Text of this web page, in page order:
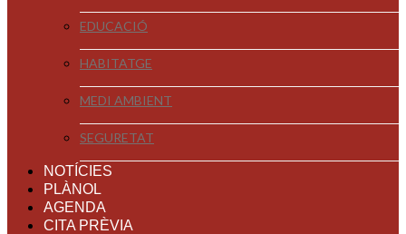
EDUCACIÓ
HABITATGE
MEDI AMBIENT
SEGURETAT
NOTÍCIES
PLÀNOL
AGENDA
CITA PRÈVIA